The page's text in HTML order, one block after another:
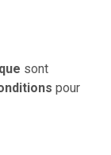
sont
pour